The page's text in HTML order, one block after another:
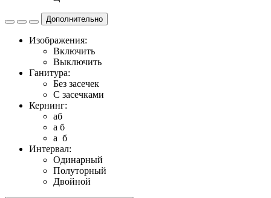
Дополнительно
Изображения:
Включить
Выключить
Ганитура:
Без засечек
С засечками
Кернинг:
aб
a б
a б
Интервал:
Одинарный
Полуторный
Двойной